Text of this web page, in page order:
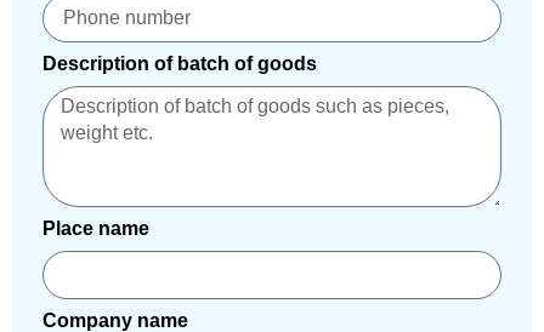
Description of batch of goods
Place name
Company name